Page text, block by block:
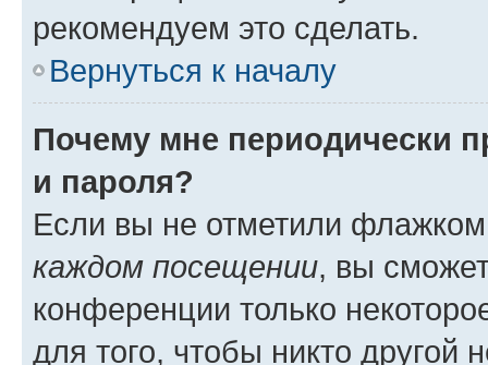
рекомендуем это сделать.
Вернуться к началу
Почему мне периодически
и пароля?
Если вы не отметили
каждом посещении, вы
конференции только
для того, чтобы никто другой